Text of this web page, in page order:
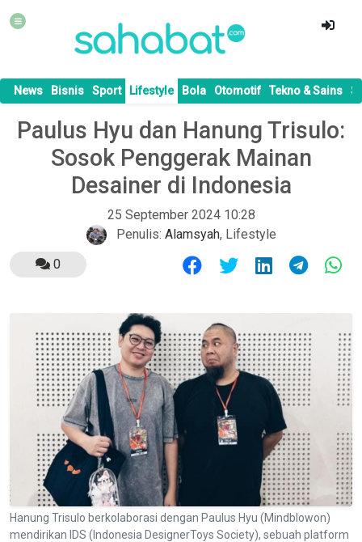
News Bisnis Sport Lifestyle Bola Otomotif Tekno & Sains
Paulus Hyu dan Hanung Trisulo:
Sosok Penggerak Mainan
Desainer di Indonesia
25 September 2024 10:28
Penulis: Alamsyah, Lifestyle
0
Hanung Trisulo berkolaborasi dengan Paulus Hyu (Mindblowon)
mendirikan IDS (Indonesia DesignerToys Society), sebuah platform